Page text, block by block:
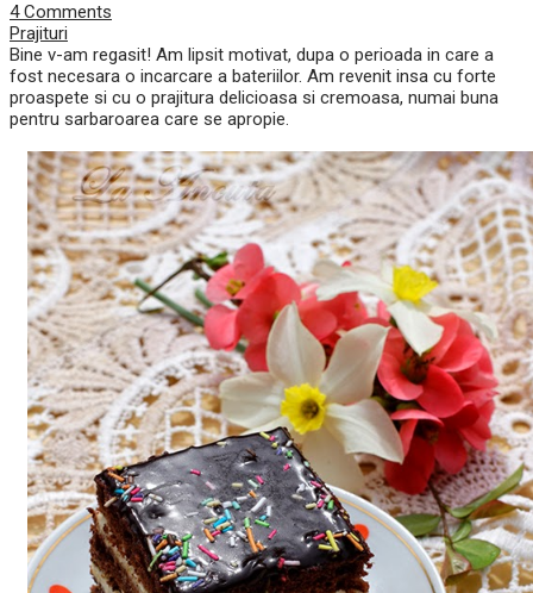
4 Comments
Prajituri
Bine v-am regasit! Am lipsit motivat, dupa o perioada in care a
fost necesara o incarcare a bateriilor. Am revenit insa cu forte
proaspete si cu o prajitura delicioasa si cremoasa, numai buna
pentru sarbaroarea care se apropie.